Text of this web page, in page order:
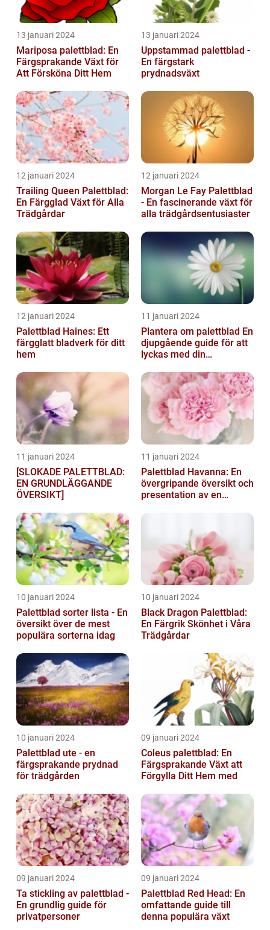
13 januari 2024
Mariposa palettblad: En
Färgsprakande Växt för
Att Försköna Ditt Hem
13 januari 2024
Uppstammad palettblad -
En färgstark
prydnadsväxt
12 januari 2024
Trailing Queen Palettblad:
En Färgglad Växt för Alla
Trädgårdar
12 januari 2024
Morgan Le Fay Palettblad
- En fascinerande växt för
alla trädgårdsentusiaster
12 januari 2024
Palettblad Haines: Ett
färgglatt bladverk för ditt
hem
11 januari 2024
Plantera om palettblad En
djupgående guide för att
lyckas med din
11 januari 2024
[SLOKADE PALETTBLAD:
EN GRUNDLÄGGANDE
ÖVERSIKT]
11 januari 2024
Palettblad Havanna: En
övergripande översikt och
presentation av en
10 januari 2024
Palettblad sorter lista - En
översikt över de mest
populära sorterna idag
10 januari 2024
Black Dragon Palettblad:
En Färgrik Skönhet i Våra
Trädgårdar
10 januari 2024
Palettblad ute - en
färgsprakande prydnad
för trädgården
09 januari 2024
Coleus palettblad: En
Färgsprakande Växt att
Förgylla Ditt Hem med
09 januari 2024
Ta stickling av palettblad -
En grundlig guide för
privatpersoner
09 januari 2024
Palettblad Red Head: En
omfattande guide till
denna populära växt